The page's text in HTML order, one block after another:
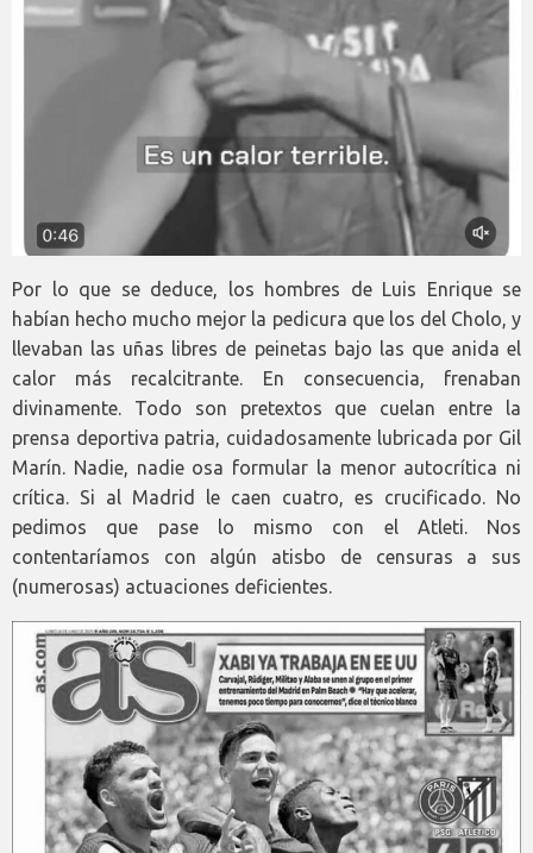
Por lo que se deduce, los hombres de Luis Enrique se
habían hecho mucho mejor la pedicura que los del Cholo, y
llevaban las uñas libres de peinetas bajo las que anida el
calor más recalcitrante. En consecuencia, frenaban
divinamente. Todo son pretextos que cuelan entre la
prensa deportiva patria, cuidadosamente lubricada por Gil
Marín. Nadie, nadie osa formular la menor autocrítica ni
crítica. Si al Madrid le caen cuatro, es crucificado. No
pedimos que pase lo mismo con el Atleti. Nos
contentaríamos con algún atisbo de censuras a sus
(numerosas) actuaciones deficientes.